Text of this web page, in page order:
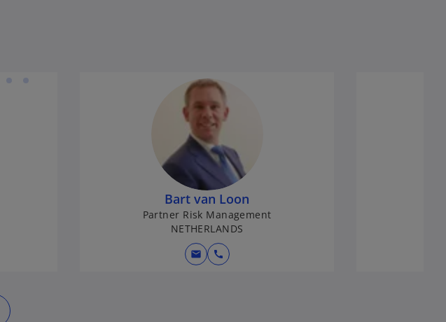
Bart van Loon
Partner Risk Management
NETHERLANDS
mail call